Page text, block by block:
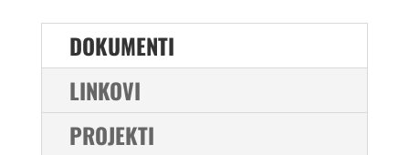
DOKUMENTI
LINKOVI
PROJEKTI